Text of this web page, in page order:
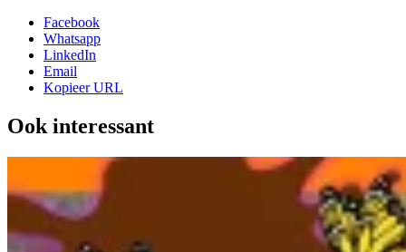
Facebook
Whatsapp
LinkedIn
Email
Kopieer URL
Ook interessant